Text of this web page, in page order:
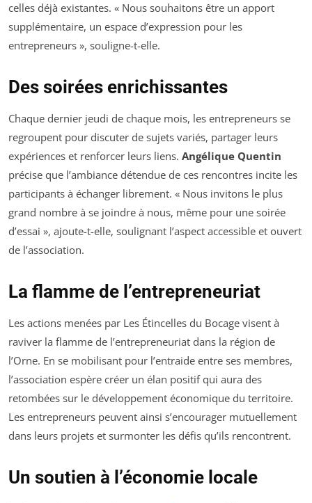
celles déjà existantes. « Nous souhaitons être un apport
supplémentaire, un espace d’expression pour les
entrepreneurs », souligne-t-elle.
Des soirées enrichissantes
Chaque dernier jeudi de chaque mois, les entrepreneurs se
regroupent pour discuter de sujets variés, partager leurs
expériences et renforcer leurs liens. Angélique Quentin
précise que l’ambiance détendue de ces rencontres incite les
participants à échanger librement. « Nous invitons le plus
grand nombre à se joindre à nous, même pour une soirée
d’essai », ajoute-t-elle, soulignant l’aspect accessible et ouvert
de l’association.
La flamme de l’entrepreneuriat
Les actions menées par Les Étincelles du Bocage visent à
raviver la flamme de l’entrepreneuriat dans la région de
l’Orne. En se mobilisant pour l’entraide entre ses membres,
l’association espère créer un élan positif qui aura des
retombées sur le développement économique du territoire.
Les entrepreneurs peuvent ainsi s’encourager mutuellement
dans leurs projets et surmonter les défis qu’ils rencontrent.
Un soutien à l’économie locale